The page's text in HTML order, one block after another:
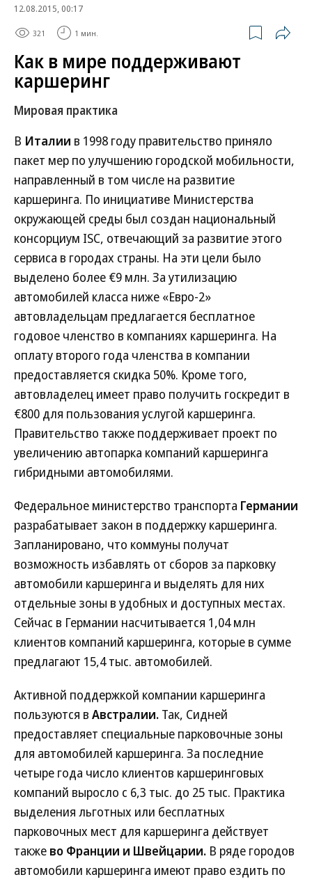
12.08.2015, 00:17
321 1 мин.
Как в мире поддерживают
каршеринг
Мировая практика
В Италии в 1998 году правительство приняло
пакет мер по улучшению городской мобильности,
направленный в том числе на развитие
каршеринга. По инициативе Министерства
окружающей среды был создан национальный
консорциум ISC, отвечающий за развитие этого
сервиса в городах страны. На эти цели было
выделено более €9 млн. За утилизацию
автомобилей класса ниже «Евро-2»
автовладельцам предлагается бесплатное
годовое членство в компаниях каршеринга. На
оплату второго года членства в компании
предоставляется скидка 50%. Кроме того,
автовладелец имеет право получить госкредит в
€800 для пользования услугой каршеринга.
Правительство также поддерживает проект по
увеличению автопарка компаний каршеринга
гибридными автомобилями.
Федеральное министерство транспорта Германии
разрабатывает закон в поддержку каршеринга.
Запланировано, что коммуны получат
возможность избавлять от сборов за парковку
автомобили каршеринга и выделять для них
отдельные зоны в удобных и доступных местах.
Сейчас в Германии насчитывается 1,04 млн
клиентов компаний каршеринга, которые в сумме
предлагают 15,4 тыс. автомобилей.
Активной поддержкой компании каршеринга
пользуются в Австралии. Так, Сидней
предоставляет специальные парковочные зоны
для автомобилей каршеринга. За последние
четыре года число клиентов каршеринговых
компаний выросло с 6,3 тыс. до 25 тыс. Практика
выделения льготных или бесплатных
парковочных мест для каршеринга действует
также во Франции и Швейцарии. В ряде городов
автомобили каршеринга имеют право ездить по